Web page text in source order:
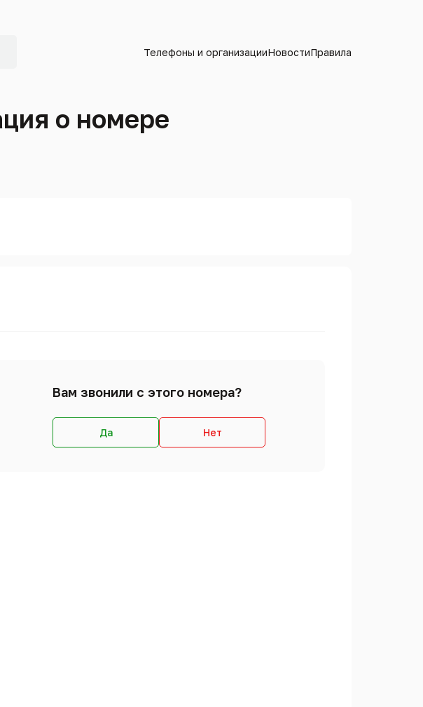
Телефоны и организацииНовостиПравила
о номере
Вам звонили с этого номера?
Да Нет